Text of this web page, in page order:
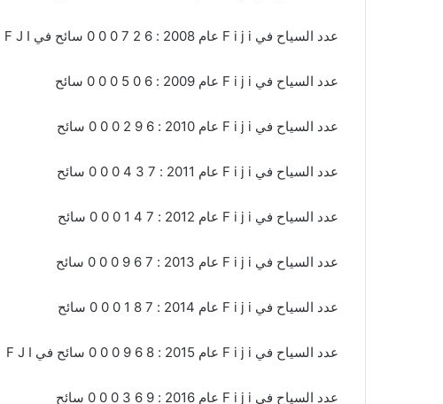
عدد السياح في F i j i عام 2008 : 6 2 7 0 0 0 سائح في F J I
عدد السياح في F i j i عام 2009 : 6 0 5 0 0 0 سائح
عدد السياح في F i j i عام 2010 : 6 9 2 0 0 0 سائح
عدد السياح في F i j i عام 2011 : 7 3 4 0 0 0 سائح
عدد السياح في F i j i عام 2012 : 7 4 1 0 0 0 سائح
عدد السياح في F i j i عام 2013 : 7 6 9 0 0 0 سائح
عدد السياح في F i j i عام 2014 : 7 8 1 0 0 0 سائح
عدد السياح في F i j i عام 2015 : 8 6 9 0 0 0 سائح في F J I
عدد السياح في F i j i عام 2016 : 9 6 3 0 0 0 سائح